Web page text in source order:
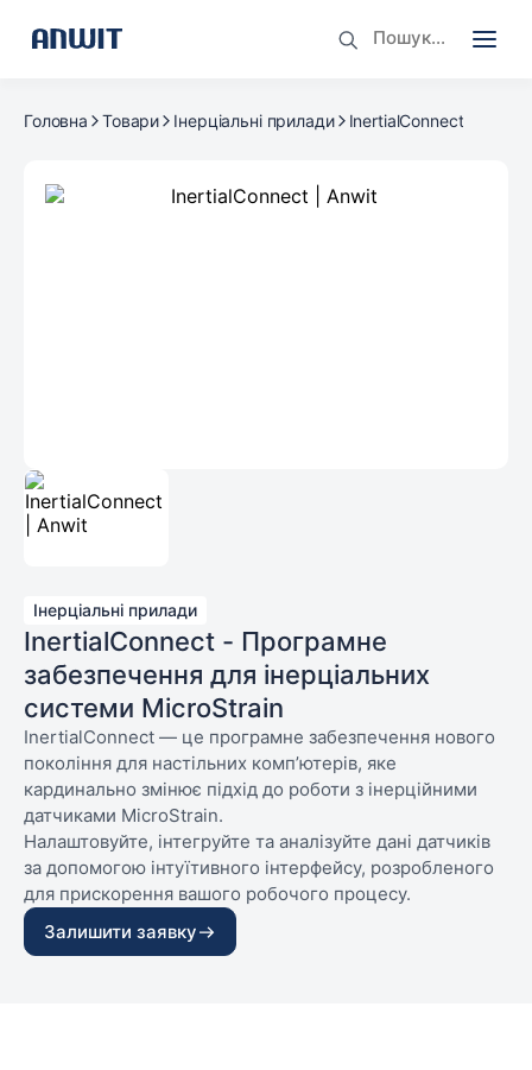
Головна Товари Інерціальні прилади InertialConnect
Інерціальні прилади
InertialConnect - Програмне
забезпечення для інерціальних
системи MicroStrain
InertialConnect — це програмне забезпечення нового
покоління для настільних комп’ютерів, яке
кардинально змінює підхід до роботи з інерційними
датчиками MicroStrain.
Налаштовуйте, інтегруйте та аналізуйте дані датчиків
за допомогою інтуїтивного інтерфейсу, розробленого
для прискорення вашого робочого процесу.
Залишити заявку